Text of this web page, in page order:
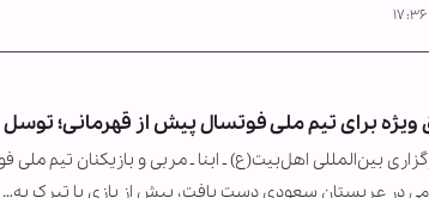
ویژه برای تیم ملی فوتسال پیش از قهرمانی؛
بین‌المللی اهل‌بیت(ع) ـ ابنا ـ مربی و بازیکنان تیم
در عربستان سعودی دست یافت، پیش از بازی با تبرک به…